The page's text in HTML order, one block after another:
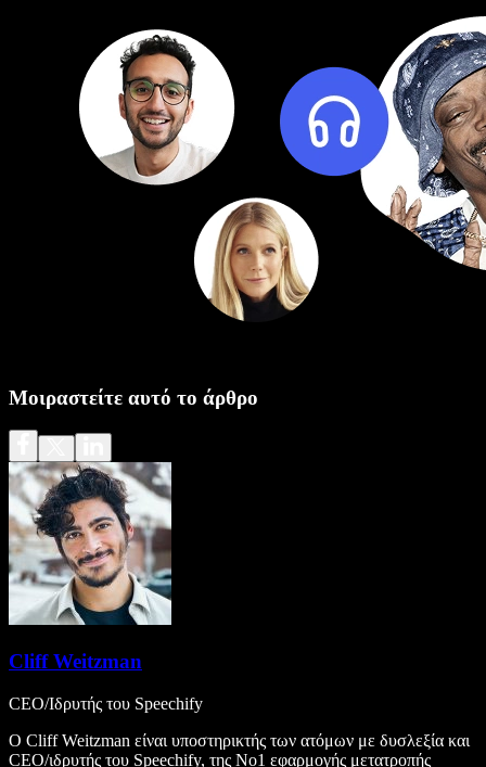
Μοιραστείτε αυτό το άρθρο
Cliff Weitzman
CEO/Ιδρυτής του Speechify
Ο Cliff Weitzman είναι υποστηρικτής των ατόμων με δυσλεξία και
CEO/ιδρυτής του Speechify, της Νο1 εφαρμογής μετατροπής